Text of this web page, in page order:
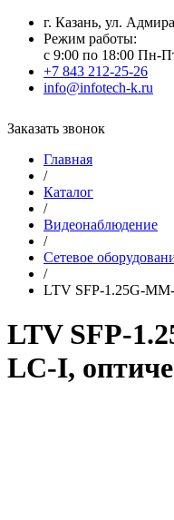
г. Казань, ул.
Режим работы:
с 9:00 по 18:00 Пн-
+7 843 212-25-26
info@infotech-k.ru
Заказать звонок
Главная
/
Каталог
/
Видеонаблюдение
/
Сетевое
/
LTV SFP-1.25G-
LTV SFP-
LC-I,